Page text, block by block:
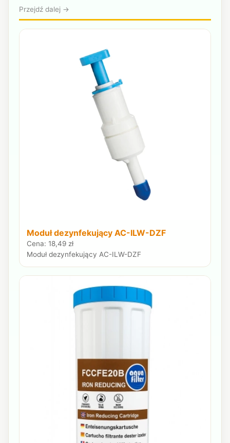
Przejdź dalej →
Moduł dezynfekujący AC-ILW-DZF
Cena: 18,49 zł
Moduł dezynfekujący AC-ILW-DZF